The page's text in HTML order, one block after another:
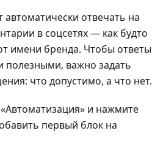
отвечать на
в соцсетях — как будто
имени бренда. Чтобы ответы
полезными, важно задать
что допустимо, а что нет.
и нажмите
первый блок на